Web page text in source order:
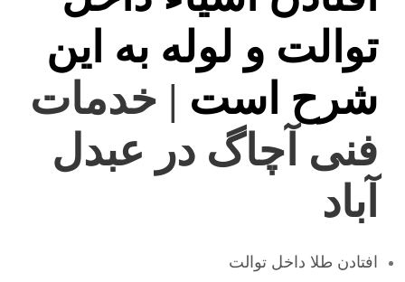
توالت و لوله به این
شرح است | خدمات
فنی آچاگ در عبدل
آباد
افتادن طلا داخل توالت